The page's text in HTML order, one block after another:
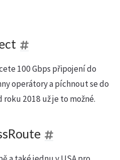
100 Gbps připojení do
operátory a píchnout se do
2018 už je to možné.